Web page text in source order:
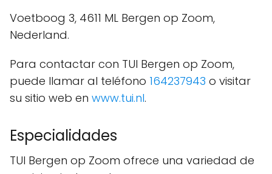
Voetboog 3, 4611 ML Bergen op Zoom,
Nederland.
Para contactar con TUI Bergen op Zoom,
puede llamar al teléfono 164237943 o visitar
su sitio web en www.tui.nl.
Especialidades
TUI Bergen op Zoom ofrece una variedad de